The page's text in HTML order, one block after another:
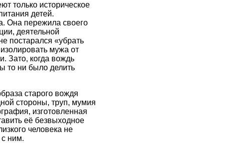
только историческое
детей.
Она пережила своего
деятельной
постарался «убрать
мужа от
Зато, когда вождь
то ни было делить
старого вождя
стороны, труп, мумия
изготовленная
её безвыходное
человека не
с ним.